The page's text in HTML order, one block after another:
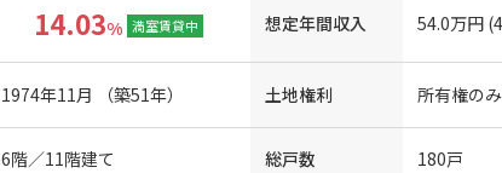
14.03% 満室賃貸中 想定年間収入 54.0万円
1974年11月 （築51年） 土地権利 所有権のみ
6階／11階建て 総戸数 180戸